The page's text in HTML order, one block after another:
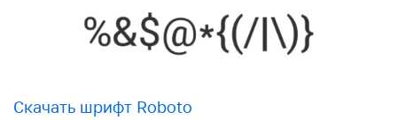
Скачать шрифт Roboto